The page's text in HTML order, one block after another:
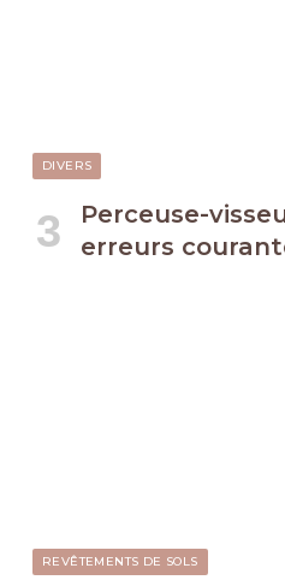
DIVERS
Perceuse-
erreurs
REVÊTEMENTS DE SOLS